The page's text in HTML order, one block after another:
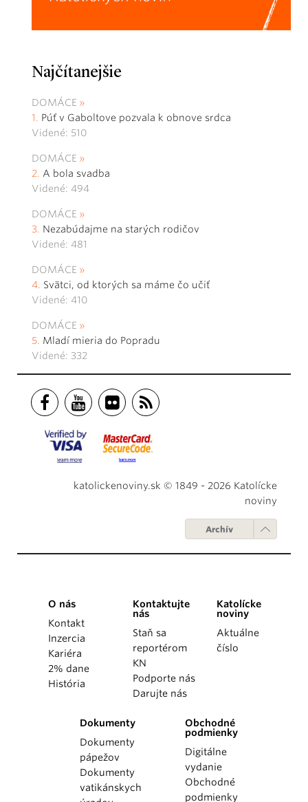
Najčítanejšie
DOMÁCE
Púť v Gaboltove pozvala k obnove srdca
Videné: 510
DOMÁCE
A bola svadba
Videné: 494
DOMÁCE
Nezabúdajme na starých rodičov
Videné: 481
DOMÁCE
Svätci, od ktorých sa máme čo učiť
Videné: 410
DOMÁCE
Mladí mieria do Popradu
Videné: 332
katolickenoviny.sk © 1849 - 2026 Katolícke
noviny
Archív
O nás
Kontakt
Inzercia
Kariéra
2% dane
História
Kontaktujte
nás
Staň sa
reportérom
KN
Podporte nás
Darujte nás
Katolícke
noviny
Aktuálne
číslo
Dokumenty
Dokumenty
pápežov
Dokumenty
vatikánskych
Obchodné
podmienky
Digitálne
vydanie
Obchodné
podmienky